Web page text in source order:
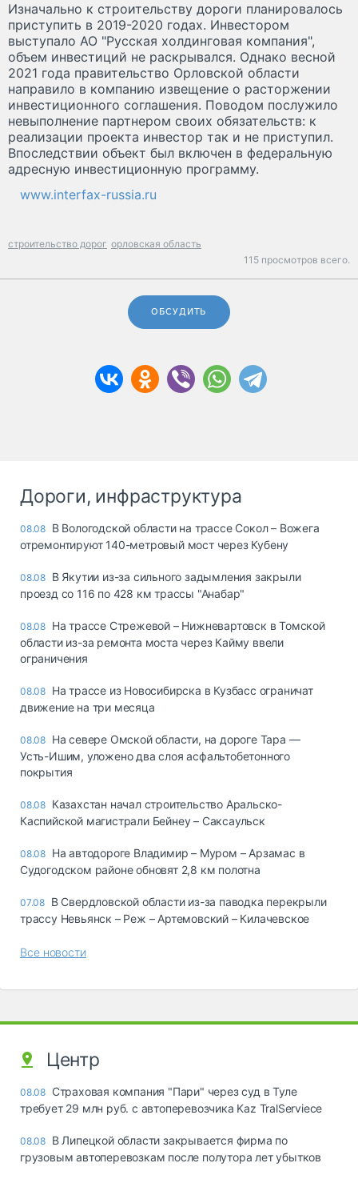
Изначально к строительству дороги планировалось
приступить в 2019-2020 годах. Инвестором
выступало АО "Русская холдинговая компания",
объем инвестиций не раскрывался. Однако весной
2021 года правительство Орловской области
направило в компанию извещение о расторжении
инвестиционного соглашения. Поводом послужило
невыполнение партнером своих обязательств: к
реализации проекта инвестор так и не приступил.
Впоследствии объект был включен в федеральную
адресную инвестиционную программу.
www.interfax-russia.ru
строительство дорог орловская область
115 просмотров всего.
ОБСУДИТЬ
Дороги, инфраструктура
08.08 В Вологодской области на трассе Сокол – Вожега
отремонтируют 140-метровый мост через Кубену
08.08 В Якутии из-за сильного задымления закрыли
проезд со 116 по 428 км трассы "Анабар"
08.08 На трассе Стрежевой – Нижневартовск в Томской
области из-за ремонта моста через Кайму ввели
ограничения
08.08 На трассе из Новосибирска в Кузбасс ограничат
движение на три месяца
08.08 На севере Омской области, на дороге Тара —
Усть-Ишим, уложено два слоя асфальтобетонного
покрытия
08.08 Казахстан начал строительство Аральско-
Каспийской магистрали Бейнеу – Саксаульск
08.08 На автодороге Владимир – Муром – Арзамас в
Судогодском районе обновят 2,8 км полотна
07.08 В Свердловской области из-за паводка перекрыли
трассу Невьянск – Реж – Артемовский – Килачевское
Все новости
Центр
08.08 Страховая компания "Пари" через суд в Туле
требует 29 млн руб. с автоперевозчика Kaz TralServiece
08.08 В Липецкой области закрывается фирма по
грузовым автоперевозкам после полутора лет убытков